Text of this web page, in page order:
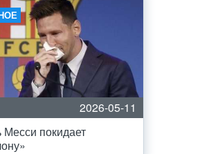
2026-05-11
покидает